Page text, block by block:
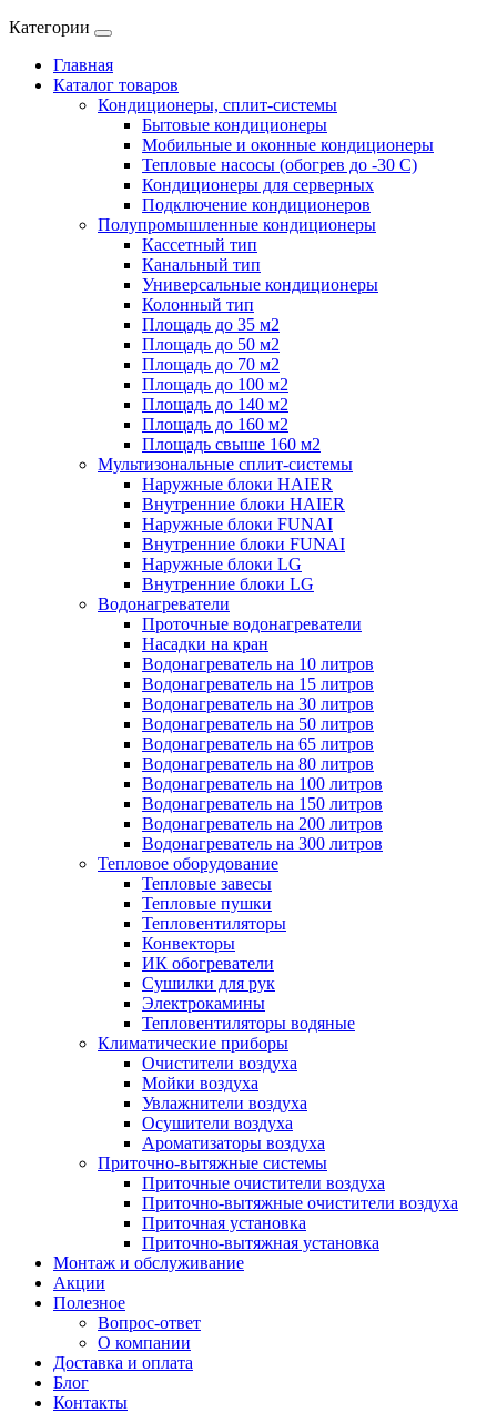
Категории
Главная
Каталог товаров
Кондиционеры, сплит-системы
Бытовые кондиционеры
Мобильные и оконные кондиционеры
Тепловые насосы (обогрев до -30 C)
Кондиционеры для серверных
Подключение кондиционеров
Полупромышленные кондиционеры
Кассетный тип
Канальный тип
Универсальные кондиционеры
Колонный тип
Площадь до 35 м2
Площадь до 50 м2
Площадь до 70 м2
Площадь до 100 м2
Площадь до 140 м2
Площадь до 160 м2
Площадь свыше 160 м2
Мультизональные сплит-системы
Наружные блоки HAIER
Внутренние блоки HAIER
Hаружные блоки FUNAI
Внутренние блоки FUNAI
Наружные блоки LG
Внутренние блоки LG
Водонагреватели
Проточные водонагреватели
Наcадки на кран
Водонагреватель на 10 литров
Водонагреватель на 15 литров
Водонагреватель на 30 литров
Водонагреватель на 50 литров
Водонагреватель на 65 литров
Водонагреватель на 80 литров
Водонагреватель на 100 литров
Водонагреватель на 150 литров
Водонагреватель на 200 литров
Водонагреватель на 300 литров
Тепловое оборудование
Тепловые завесы
Тепловые пушки
Тепловентиляторы
Конвекторы
ИК обогреватели
Сушилки для рук
Электрокамины
Тепловентиляторы водяные
Климатические приборы
Очистители воздуха
Мойки воздуха
Увлажнители воздуха
Осушители воздуха
Ароматизаторы воздуха
Приточно-вытяжные системы
Приточные очистители воздуха
Приточно-вытяжные очистители воздуха
Приточная установка
Приточно-вытяжная установка
Монтаж и обслуживание
Акции
Полезное
Вопрос-ответ
О компании
Доставка и оплата
Блог
Контакты